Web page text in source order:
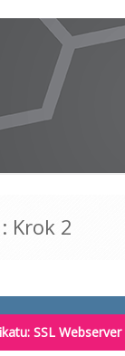
Krok 2
SSL Webserver